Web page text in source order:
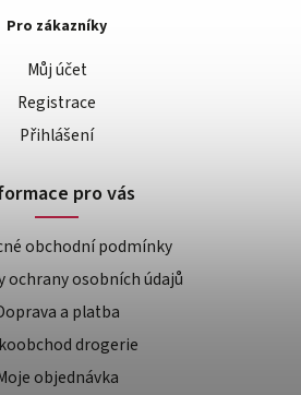
Pro zákazníky
Můj účet
Registrace
Přihlášení
pro vás
obchodní podmínky
ochrany osobních údajů
a platba
drogerie
objednávka